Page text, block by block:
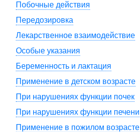
Побочные действия
Передозировка
Лекарственное взаимодействие
Особые указания
Беременность и лактация
Применение в детском возрасте
При нарушениях функции почек
При нарушениях функции печени
Применение в пожилом возрасте